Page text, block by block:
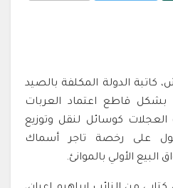
كاتبة الدولة المكلفة بالصيد
بشكل قاطع اعتماد العربات
العجلات كوسائل لنقل وتوزيع
على رخصة تاجر أسماك
البيع الأولي بالموانئ.